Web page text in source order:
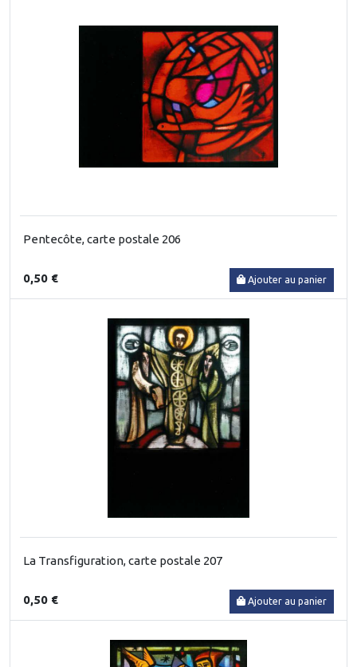
Pentecôte, carte postale 206
0,50 € Ajouter au panier
La Transfiguration, carte postale 207
0,50 € Ajouter au panier